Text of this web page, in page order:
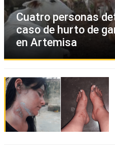
Cuatro personas
caso de hurto de
en Artemisa